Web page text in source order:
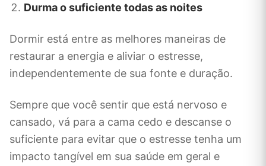
Durma o suficiente todas as noites
Dormir está entre as melhores maneiras de
restaurar a energia e aliviar o estresse,
independentemente de sua fonte e duração.
Sempre que você sentir que está nervoso e
cansado, vá para a cama cedo e descanse o
suficiente para evitar que o estresse tenha um
impacto tangível em sua saúde em geral e